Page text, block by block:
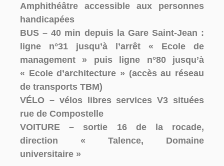
Amphithéâtre accessible aux personnes
handicapées
BUS – 40 min depuis la Gare Saint-Jean :
ligne n°31 jusqu’à l’arrêt « Ecole de
management » puis ligne n°80 jusqu’à
« Ecole d’architecture » (accès au réseau
de transports TBM)
VÉLO – vélos libres services V3 situées
rue de Compostelle
VOITURE – sortie 16 de la rocade,
direction « Talence, Domaine
universitaire »